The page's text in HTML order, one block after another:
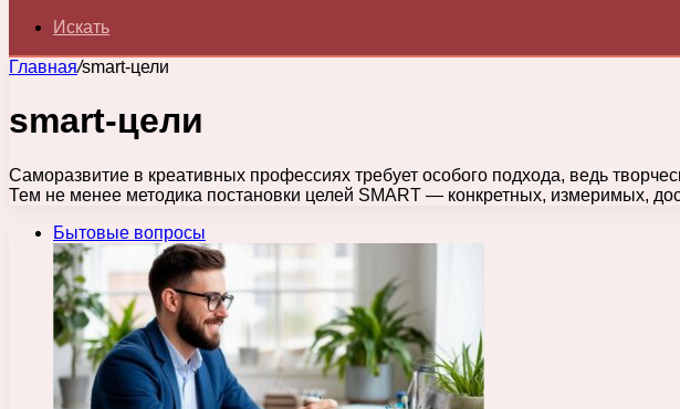
Искать
Главная/smart-цели
smart-цели
Саморазвитие в креативных профессиях требует особого подхода, ведь
Тем не менее методика постановки целей SMART — конкретных, измеримых,
Бытовые вопросы